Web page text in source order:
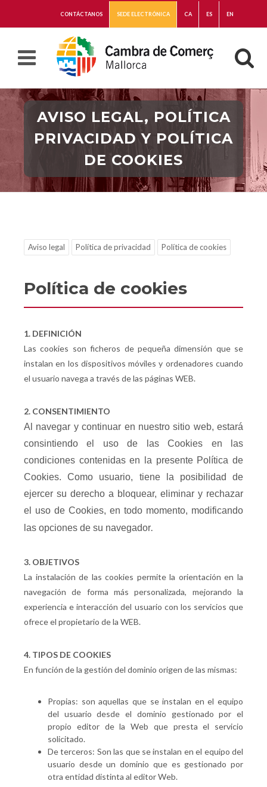
CONTÁCTANOS SEDE ELECTRÓNICA CA ES EN
AVISO LEGAL, POLÍTICA
PRIVACIDAD Y POLÍTICA
DE COOKIES
Aviso legal Política de privacidad Política de cookies
Política de cookies
1. DEFINICIÓN
Las cookies son ficheros de pequeña dimensión que se
instalan en los dispositivos móviles y ordenadores cuando
el usuario navega a través de las páginas WEB.
2. CONSENTIMIENTO
Al navegar y continuar en nuestro sitio web, estará
consintiendo el uso de las Cookies en las
condiciones contenidas en la presente Política de
Cookies. Como usuario, tiene la posibilidad de
ejercer su derecho a bloquear, eliminar y rechazar
el uso de Cookies, en todo momento, modificando
las opciones de su navegador.
3. OBJETIVOS
La instalación de las cookies permite la orientación en la
navegación de forma más personalizada, mejorando la
experiencia e interacción del usuario con los servicios que
ofrece el propietario de la WEB.
4. TIPOS DE COOKIES
En función de la gestión del dominio origen de las mismas:
Propias: son aquellas que se instalan en el equipo
del usuario desde el dominio gestionado por el
propio editor de la Web que presta el servicio
solicitado.
De terceros: Son las que se instalan en el equipo del
usuario desde un dominio que es gestionado por
otra entidad distinta al editor Web.